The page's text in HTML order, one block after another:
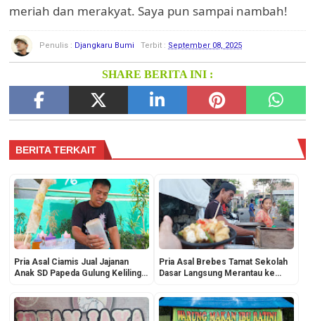
meriah dan merakyat. Saya pun sampai nambah!
Penulis : Djangkaru Bumi Terbit : September 08, 2025
SHARE BERITA INI :
BERITA TERKAIT
Pria Asal Ciamis Jual Jajanan
Anak SD Papeda Gulung Keliling
Pria Asal Brebes Tamat Sekolah
Dasar Langsung Merantau ke
Gerobak Keliling